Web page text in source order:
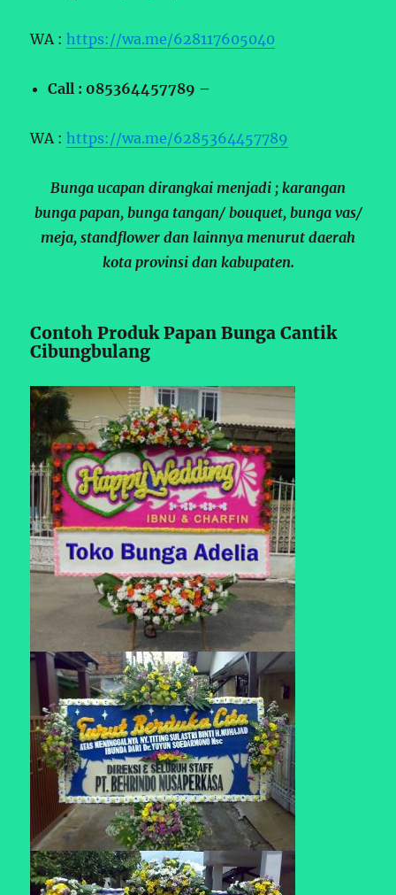
WA :https://wa.me/628117605040
Call : 085364457789 –
WA :https://wa.me/6285364457789
Bunga ucapan dirangkai menjadi ; karangan
bunga papan, bunga tangan/ bouquet, bunga vas/
meja, standflower dan lainnya menurut daerah
kota provinsi dan kabupaten.
Contoh Produk Papan Bunga Cantik
Cibungbulang